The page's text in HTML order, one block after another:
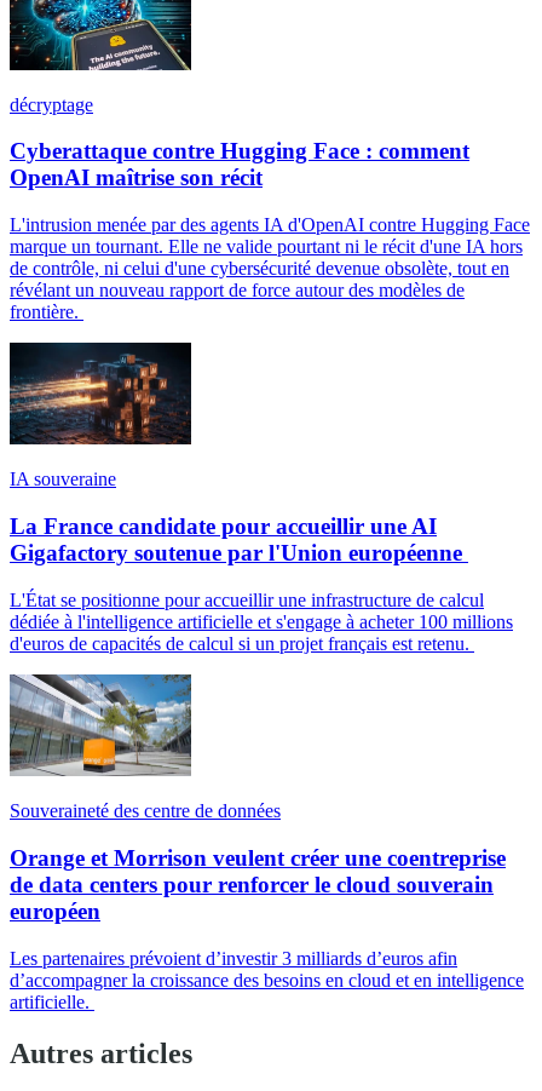
décryptage
Cyberattaque contre Hugging Face : comment
OpenAI maîtrise son récit
L'intrusion menée par des agents IA d'OpenAI contre Hugging Face
marque un tournant. Elle ne valide pourtant ni le récit d'une IA hors
de contrôle, ni celui d'une cybersécurité devenue obsolète, tout en
révélant un nouveau rapport de force autour des modèles de
frontière.
IA souveraine
La France candidate pour accueillir une AI
Gigafactory soutenue par l'Union européenne
L'État se positionne pour accueillir une infrastructure de calcul
dédiée à l'intelligence artificielle et s'engage à acheter 100 millions
d'euros de capacités de calcul si un projet français est retenu.
Souveraineté des centre de données
Orange et Morrison veulent créer une coentreprise
de data centers pour renforcer le cloud souverain
européen
Les partenaires prévoient d’investir 3 milliards d’euros afin
d’accompagner la croissance des besoins en cloud et en intelligence
artificielle.
Autres articles